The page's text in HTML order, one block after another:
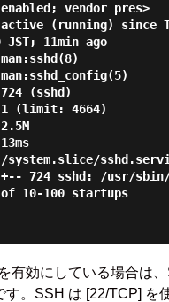
vendor pres>
11min ago
10-100 startups
有効にしている場合は
す。SSH は [22/TCP] を